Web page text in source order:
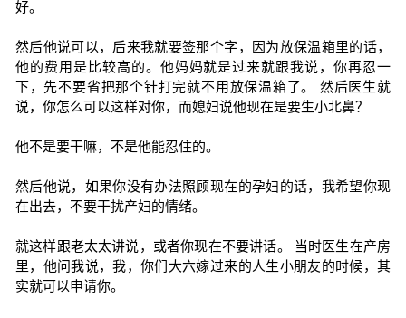
好。
然后他说可以，后来我就要签那个字，因为放保温箱里的话，
他的费用是比较高的。他妈妈就是过来就跟我说，你再忍一
下，先不要省把那个针打完就不用放保温箱了。 然后医生就
说，你怎么可以这样对你，而媳妇说他现在是要生小北鼻？
他不是要干嘛，不是他能忍住的。
然后他说，如果你没有办法照顾现在的孕妇的话，我希望你现
在出去，不要干扰产妇的情绪。
就这样跟老太太讲说，或者你现在不要讲话。 当时医生在产房
里，他问我说，我，你们大六嫁过来的人生小朋友的时候，其
实就可以申请你。